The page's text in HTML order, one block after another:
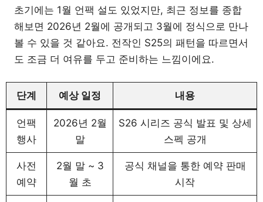
초기에는 1월 언팩 설도 있었지만, 최근 정보를 종합
해보면 2026년 2월에 공개되고 3월에 정식으로 만나
볼 수 있을 것 같아요. 전작인 S25의 패턴을 따르면서
도 조금 더 여유를 두고 준비하는 느낌이에요.
단계 예상 일정 내용
언팩
행사
2026년 2월
말
S26 시리즈 공식 발표 및 상세
스펙 공개
사전
예약
2월 말 ~ 3
월 초
공식 채널을 통한 예약 판매
시작